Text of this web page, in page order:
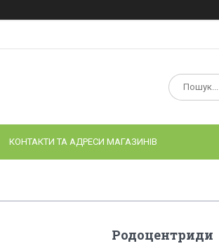
КОНТАКТИ ТА АДРЕСИ МАГАЗИНІВ
Родоцентриди